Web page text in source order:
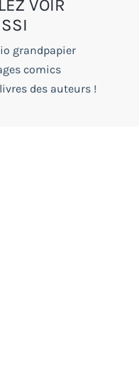
VOIR
grandpapier
comics
des auteurs !